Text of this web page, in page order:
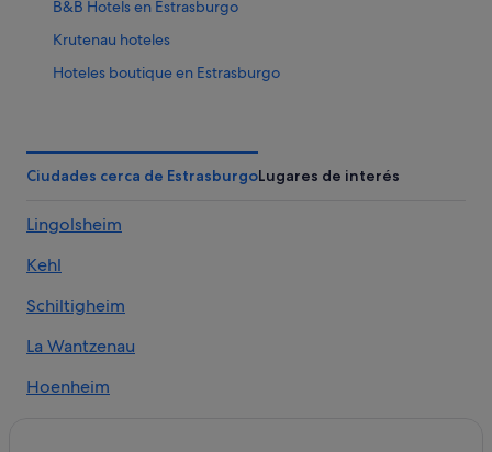
B&B Hotels en Estrasburgo
Krutenau hoteles
Hoteles boutique en Estrasburgo
Hoteles de lujo en Estrasburgo
Contades hoteles
Centro de la ciudad: Petite France hoteles
Best Western hoteles en Estrasburgo
Hoteles cerca de Plaza de la Estación de Trenes
Hoteles para familias en Estrasburgo
Ciudades cerca de EstrasburgoLugares de interés
Lingolsheim
Kehl
Schiltigheim
La Wantzenau
Hoenheim